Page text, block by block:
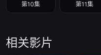
第10集 第11集
相关影片